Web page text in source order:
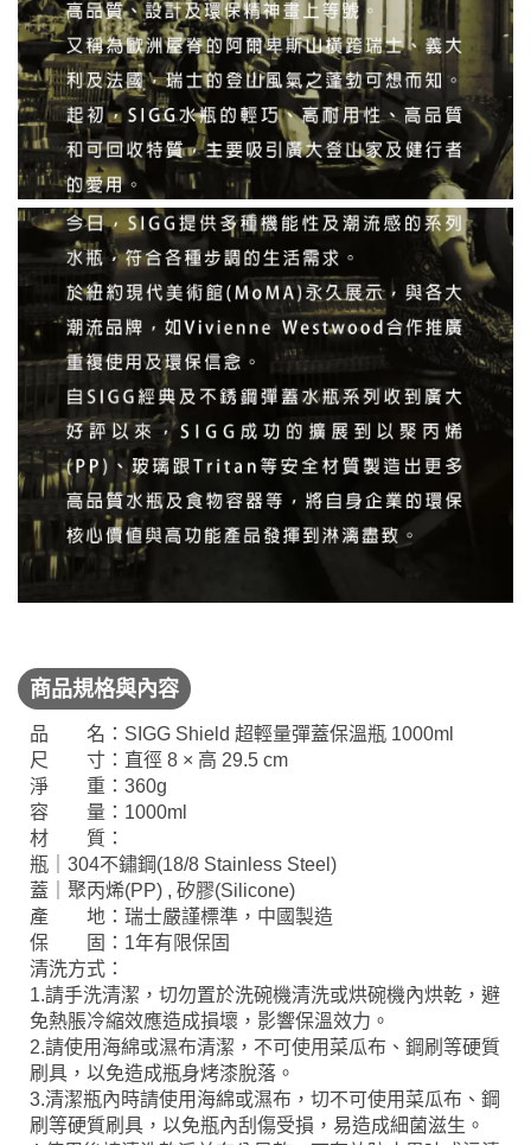
商品規格與內容
品 名：SIGG Shield 超輕量彈蓋保溫瓶 1000ml
尺 寸：直徑 8 × 高 29.5 cm
淨 重：360g
容 量：1000ml
材 質：
瓶｜304不鏽鋼(18/8 Stainless Steel)
蓋｜聚丙烯(PP) , 矽膠(Silicone)
產 地：瑞士嚴謹標準，中國製造
保 固：1年有限保固
清洗方式：
1.請手洗清潔，切勿置於洗碗機清洗或烘碗機內烘乾，避
免熱脹冷縮效應造成損壞，影響保溫效力。
2.請使用海綿或濕布清潔，不可使用菜瓜布、鋼刷等硬質
刷具，以免造成瓶身烤漆脫落。
3.清潔瓶內時請使用海綿或濕布，切不可使用菜瓜布、鋼
刷等硬質刷具，以免瓶內刮傷受損，易造成細菌滋生。